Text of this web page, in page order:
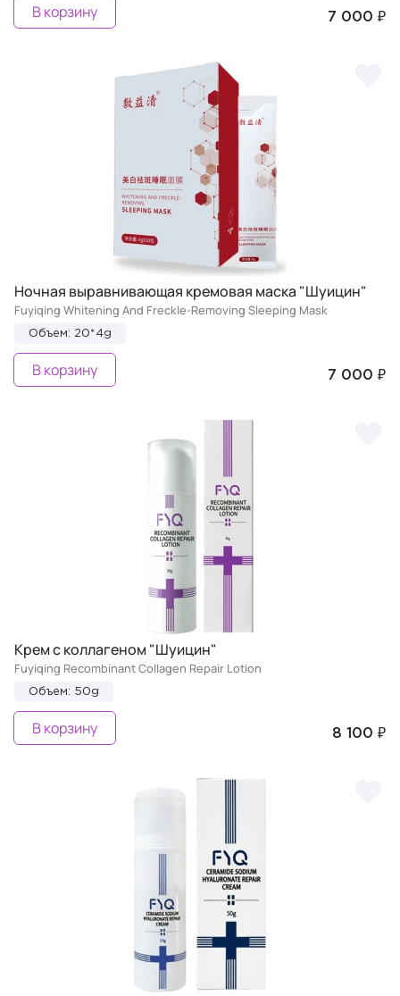
7 000 ₽
В корзину
Ночная выравнивающая кремовая маска "Шуицин"
Fuyiqing Whitening And Freckle-Removing Sleeping Mask
Объем: 20*4g
7 000 ₽
В корзину
Крем с коллагеном "Шуицин"
Fuyiqing Recombinant Collagen Repair Lotion
Объем: 50g
8 100 ₽
В корзину